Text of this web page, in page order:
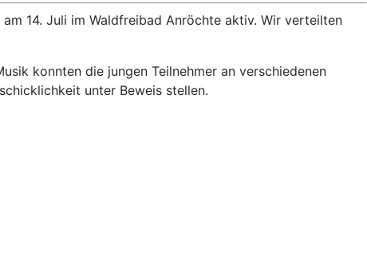
14. Juli im Waldfreibad Anröchte aktiv. Wir verteilten
konnten die jungen Teilnehmer an verschiedenen
unter Beweis stellen.